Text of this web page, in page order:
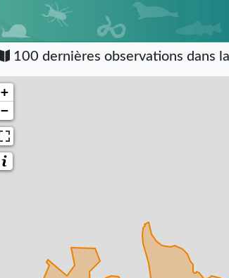
100 dernières observations dans
+
−